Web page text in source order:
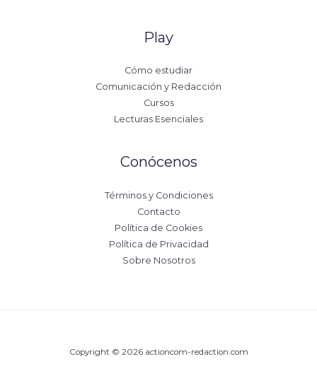
Play
Cómo estudiar
Comunicación y Redacción
Cursos
Lecturas Esenciales
Conócenos
Términos y Condiciones
Contacto
Política de Cookies
Política de Privacidad
Sobre Nosotros
Copyright © 2026 actioncom-redaction.com